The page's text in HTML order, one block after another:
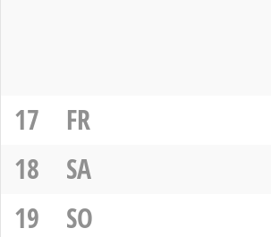
17
FR
18
SA
19
SO